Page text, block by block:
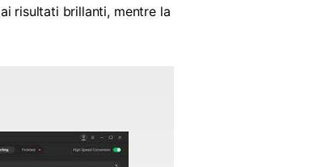
risultati brillanti, mentre la